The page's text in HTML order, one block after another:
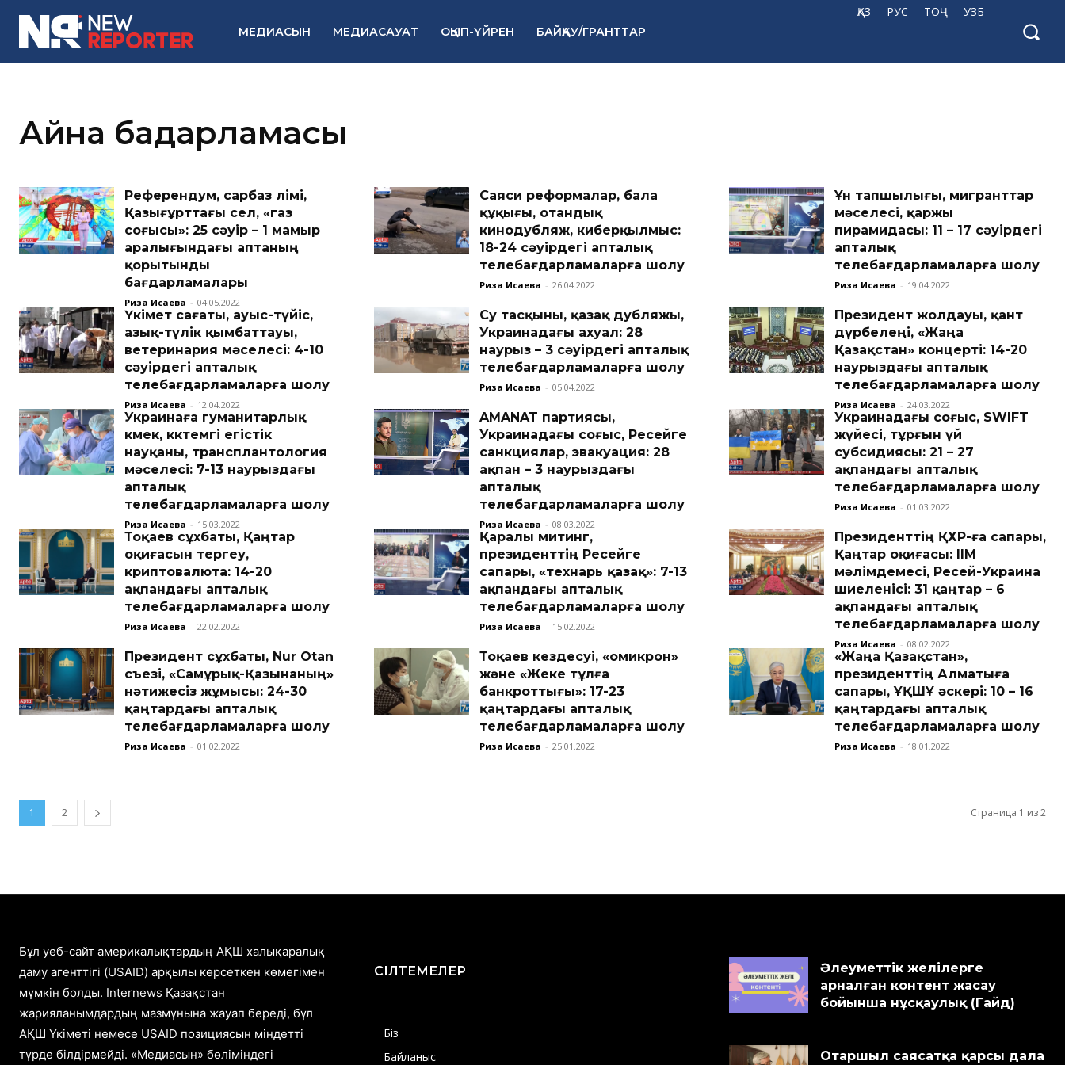
ҚАЗ РУС ТОҶ УЗБ
МЕДИАСЫН МЕДИАСАУАТ ОҚЫП-ҮЙРЕН БАЙҚАУ/ГРАНТТАР
Айна бағдарламасы
Референдум, сарбаз өлімі,
Қазығұрттағы сел, «газ
соғысы»: 25 сәуір – 1 мамыр
аралығындағы аптаның
қорытынды
бағдарламалары
Риза Исаева - 04.05.2022
Cаяси реформалар, бала
құқығы, отандық
кинодубляж, киберқылмыс:
18-24 cәуірдегі апталық
телебағдарламаларға шолу
Риза Исаева - 26.04.2022
Ұн тапшылығы, мигранттар
мәселесі, қаржы
пирамидасы: 11 – 17 cәуірдегі
апталық
телебағдарламаларға шолу
Риза Исаева - 19.04.2022
Үкімет сағаты, ауыс-түйіс,
азық-түлік қымбаттауы,
ветеринария мәселесі: 4-10
cәуірдегі апталық
телебағдарламаларға шолу
Риза Исаева - 12.04.2022
Су тасқыны, қазақ дубляжы,
Украинадағы ахуал: 28
наурыз – 3 сәуірдегі апталық
телебағдарламаларға шолу
Риза Исаева - 05.04.2022
Президент жолдауы, қант
дүрбелеңі, «Жаңа
Қазақстан» концерті: 14-20
наурыздағы апталық
телебағдарламаларға шолу
Риза Исаева - 24.03.2022
Украинаға гуманитарлық
көмек, көктемгі егістік
науқаны, трансплантология
мәселесі: 7-13 наурыздағы
апталық
телебағдарламаларға шолу
Риза Исаева - 15.03.2022
AMANAT партиясы,
Украинадағы соғыс, Ресейге
санкциялар, эвакуация: 28
ақпан – 3 наурыздағы
апталық
телебағдарламаларға шолу
Риза Исаева - 08.03.2022
Украинадағы соғыс, SWIFT
жүйесі, тұрғын үй
субсидиясы: 21 – 27
ақпандағы апталық
телебағдарламаларға шолу
Риза Исаева - 01.03.2022
Тоқаев сұхбаты, Қаңтар
оқиғасын тергеу,
криптовалюта: 14-20
ақпандағы апталық
телебағдарламаларға шолу
Риза Исаева - 22.02.2022
Қаралы митинг,
президенттің Ресейге
сапары, «технарь қазақ»: 7-13
ақпандағы апталық
телебағдарламаларға шолу
Риза Исаева - 15.02.2022
Президенттің ҚХР-ға сапары,
Қаңтар оқиғасы: ІІМ
мәлімдемесі, Ресей-Украина
шиеленісі: 31 қаңтар – 6
ақпандағы апталық
телебағдарламаларға шолу
Риза Исаева - 08.02.2022
Президент сұхбаты, Nur Otan
съезі, «Самұрық-Қазынаның»
нәтижесіз жұмысы: 24-30
қаңтардағы апталық
телебағдарламаларға шолу
Риза Исаева - 01.02.2022
Тоқаев кездесуі, «омикрон»
және «Жеке тұлға
банкроттығы»: 17-23
қаңтардағы апталық
телебағдарламаларға шолу
Риза Исаева - 25.01.2022
«Жаңа Қазақстан»,
президенттің Алматыға
сапары, ҰҚШҰ әскері: 10 – 16
қаңтардағы апталық
телебағдарламаларға шолу
Риза Исаева - 18.01.2022
1 2 Страница 1 из 2
Бұл уеб-сайт америкалықтардың АҚШ халықаралық
даму агенттігі (USAID) арқылы көрсеткен көмегімен
мүмкін болды. Internews Қазақстан
жарияланымдардың мазмұнына жауап береді, бұл
АҚШ Үкіметі немесе USAID позициясын міндетті
түрде білдірмейді. «Медиасын» бөліміндегі
СІЛТЕМЕЛЕР
Біз
Байланыс
Әлеуметтік желілерге
арналған контент жасау
бойынша нұсқаулық (Гайд)
Отаршыл саясатқа қарсы дала